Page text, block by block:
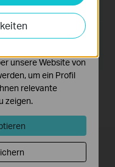
7
Ihre Aktivitäten
um die
verbessern und
unsere Website von
um ein Profil
relevante
zeigen.